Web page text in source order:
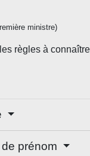
ministre)
règles à
prénom